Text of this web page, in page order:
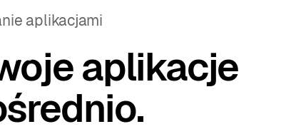
aplikacjami
aplikacje